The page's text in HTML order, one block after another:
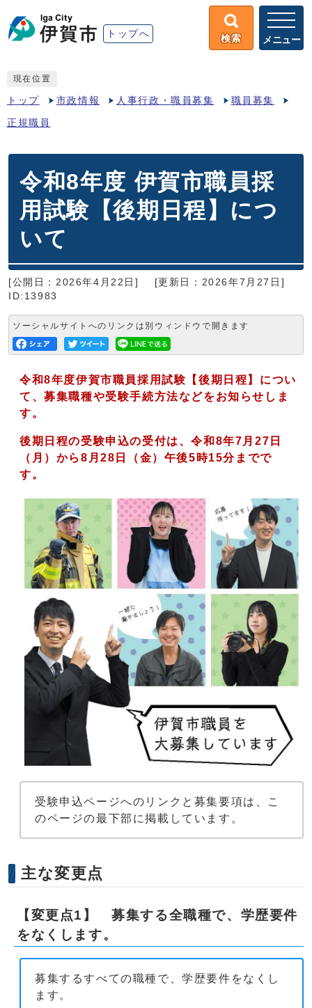
トップへ 検索 メニュー
現在位置
トップ 市政情報 人事行政・職員募集 職員募集
正規職員
令和8年度 伊賀市職員採
用試験【後期日程】につ
いて
[公開日：2026年4月22日]
[更新日：2026年7月27日]
ID:13983
ソーシャルサイトへのリンクは別ウィンドウで開きます
令和8年度伊賀市職員採用試験【後期日程】につい
て、募集職種や受験手続方法などをお知らせしま
す。
後期日程の受験申込の受付は、令和8年7月27日
（月）から8月28日（金）午後5時15分までで
す。
受験申込ページへのリンクと募集要項は、こ
のページの最下部に掲載しています。
主な変更点
【変更点1】 募集する全職種で、学歴要件
をなくします。
募集するすべての職種で、学歴要件をなくし
ます。